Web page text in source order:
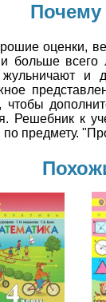
Почему
оценки,
больше
и
чтобы
Решебник к
предмету.